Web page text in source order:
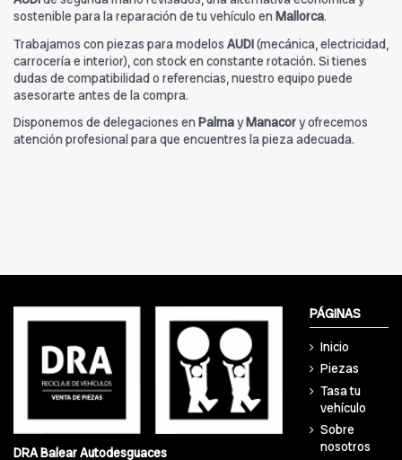
sostenible para la reparación de tu vehículo en Mallorca.
Trabajamos con piezas para modelos AUDI(mecánica, electricidad,
carrocería e interior), con stock en constante rotación. Si tienes
dudas de compatibilidad o referencias, nuestro equipo puede
asesorarte antes de la compra.
Disponemos de delegaciones en PalmayManacory ofrecemos
atención profesional para que encuentres la pieza adecuada.
DRA Balear Autodesguaces
PÁGINAS
Inicio
Piezas
Tasa tu
vehículo
Sobre
nosotros